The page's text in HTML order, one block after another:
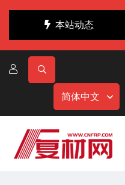
本站动态
简体中文